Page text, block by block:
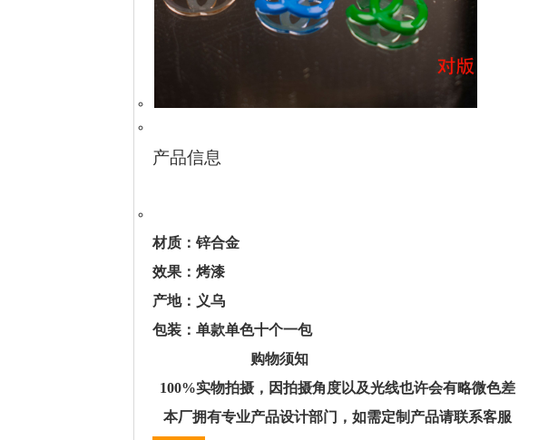
产品信息
材质：锌合金
效果：烤漆
产地：义乌
包装：单款单色十个一包
购物须知
100%实物拍摄，因拍摄角度以及光线也许会有略微色差
本厂拥有专业产品设计部门，如需定制产品请联系客服